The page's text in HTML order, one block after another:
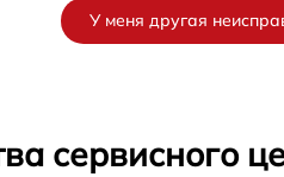
У меня другая
сервисного